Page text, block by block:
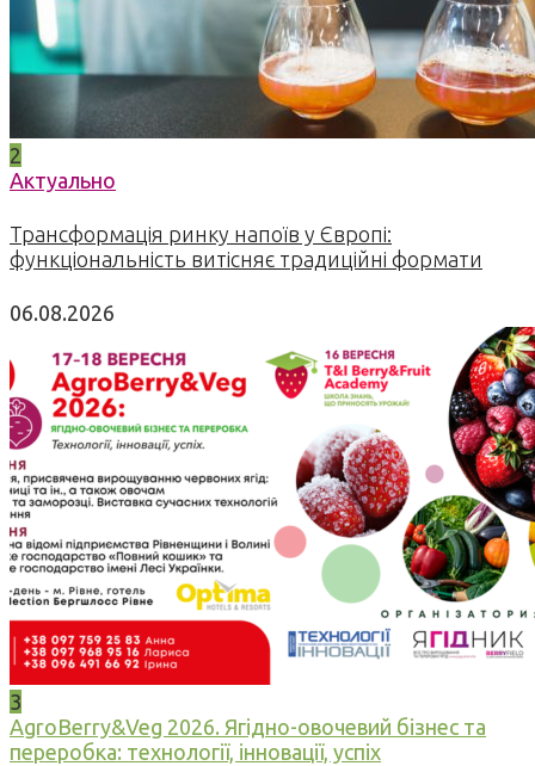
2
Актуально
Трансформація ринку напоїв у Європі:
функціональність витісняє традиційні формати
06.08.2026
3
AgroBerry&Veg 2026. Ягідно-овочевий бізнес та
переробка: технології, інновації, успіх